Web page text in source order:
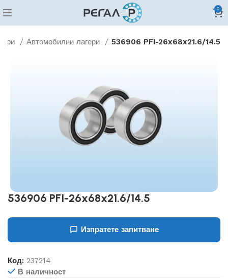
0
Автомобилни лагери 536906 PFI-26x68x21.6/14.5
536906 PFI-26x68x21.6/14.5
Изпратете запитване
Код:237214
В наличност